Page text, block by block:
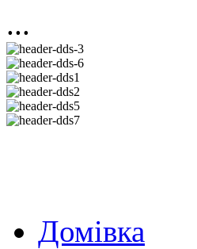
...
Домівка